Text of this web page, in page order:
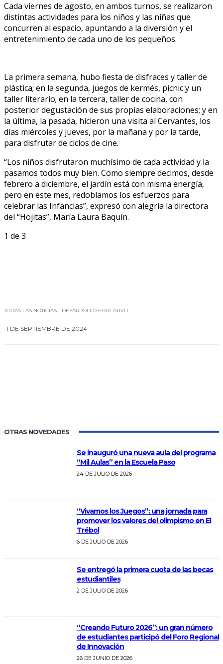
Cada viernes de agosto, en ambos turnos, se realizaron
distintas actividades para los niños y las niñas que
concurren al espacio, apuntando a la diversión y el
entretenimiento de cada uno de los pequeños.
La primera semana, hubo fiesta de disfraces y taller de
plástica; en la segunda, juegos de kermés, picnic y un
taller literario; en la tercera, taller de cocina, con
posterior degustación de sus propias elaboraciones; y en
la última, la pasada, hicieron una visita al Cervantes, los
días miércoles y jueves, por la mañana y por la tarde,
para disfrutar de ciclos de cine.
“Los niños disfrutaron muchísimo de cada actividad y la
pasamos todos muy bien. Como siempre decimos, desde
febrero a diciembre, el jardín está con misma energía,
pero en este mes, redoblamos los esfuerzos para
celebrar las Infancias”, expresó con alegría la directora
del “Hojitas”, María Laura Baquín.
1 de 3
TODAS LAS NOTICIAS DESARROLLO EDUCATIVO
1 DE SEPTIEMBRE DE 2024
OTRAS NOVEDADES
Se inauguró una nueva aula del programa
“Mil Aulas” en la Escuela Paso
24 DE JULIO DE 2026
“Vivamos los Juegos”: una jornada para
promover los valores del olimpismo en El
Trébol
6 DE JULIO DE 2026
Se entregó la primera cuota de las becas
estudiantiles
2 DE JULIO DE 2026
“Creando Futuro 2026”: un gran número
de estudiantes participó del Foro Regional
de Innovación
26 DE JUNIO DE 2026